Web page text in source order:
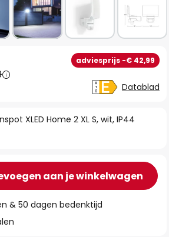
XLED Home 2 XL S, wit, IP44
adviesprijs -€ 42,99
Datablad
aan je winkelwagen
& 50 dagen bedenktijd